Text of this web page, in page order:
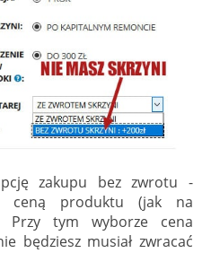
zakupu bez zwrotu -
ceną produktu (jak na
Przy tym wyborze cena
będziesz musiał zwracać